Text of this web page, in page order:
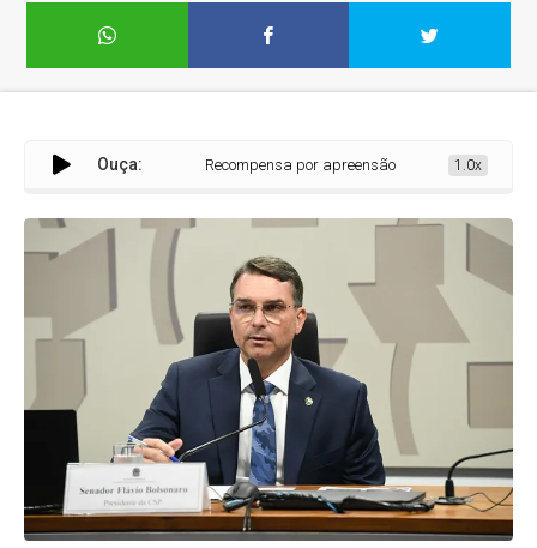
Ouça: Recompensa por apreensão de armas ilegais pode
1.0x